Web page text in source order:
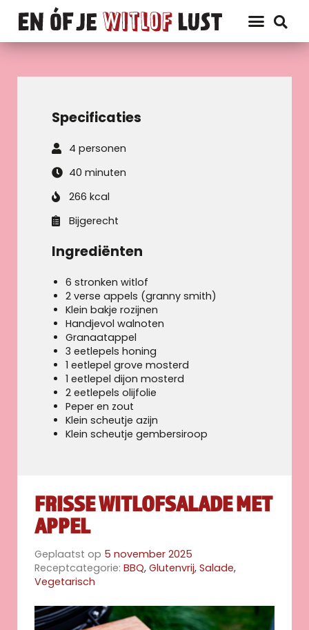
Specificaties
4 personen
40 minuten
266 kcal
Bijgerecht
Ingrediënten
6 stronken witlof
2 verse appels (granny smith)
Klein bakje rozijnen
Handjevol walnoten
Granaatappel
3 eetlepels honing
1 eetlepel grove mosterd
1 eetlepel dijon mosterd
2 eetlepels olijfolie
Peper en zout
Klein scheutje azijn
Klein scheutje gembersiroop
FRISSE WITLOFSALADE MET
APPEL
Geplaatst op 5 november 2025
Receptcategorie: BBQ, Glutenvrij, Salade,
Vegetarisch